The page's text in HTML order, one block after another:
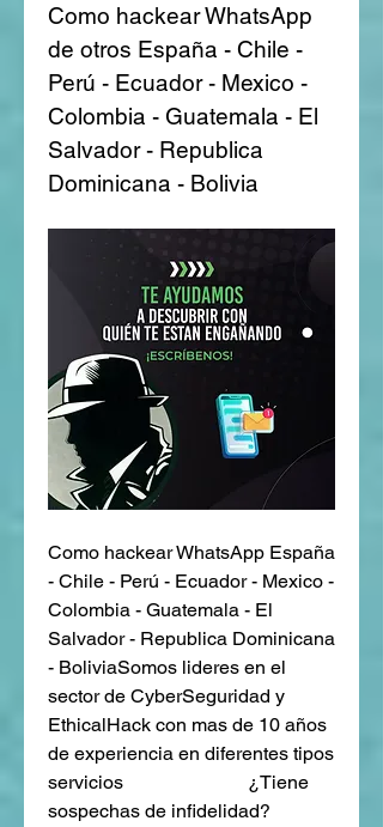
Como hackear WhatsApp
de otros España - Chile -
Perú - Ecuador - Mexico -
Colombia - Guatemala - El
Salvador - Republica
Dominicana - Bolivia
Como hackear WhatsApp España
- Chile - Perú - Ecuador - Mexico -
Colombia - Guatemala - El
Salvador - Republica Dominicana
- BoliviaSomos lideres en el
sector de CyberSeguridad y
EthicalHack con mas de 10 años
de experiencia en diferentes tipos
servicios                          ¿Tiene
sospechas de infidelidad?